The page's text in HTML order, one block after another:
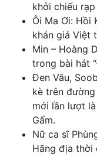
khởi chiếu
Ôi Ma Ơi: Hồi
khán giả Việt
Min – Hoàng
trong bài hát
Đen Vâu,
kè trên
mới lần lượt
Gấm.
Nữ ca sĩ
Hãng địa thời